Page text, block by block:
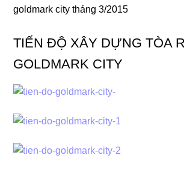
goldmark city tháng 3/2015
TIẾN ĐỘ XÂY DỰNG TÒA
GOLDMARK CITY